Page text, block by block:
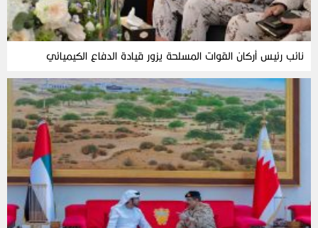
نائب رئيس أركان القوات المسلحة يزور قيادة الدفاع الكيميائي